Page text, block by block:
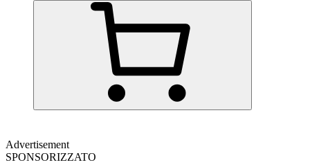
Advertisement
SPONSORIZZATO